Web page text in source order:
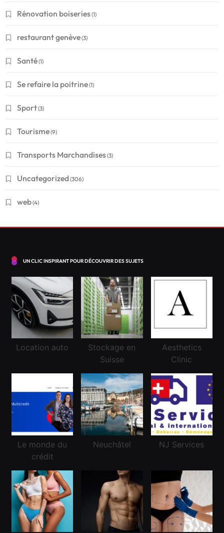
Rénovation boiseries(1)
restaurant genève(3)
Santé(1)
Se refaire la poitrine(1)
Sport(3)
Tourisme(9)
Transports Marchandises(3)
Uncategorized(306)
web(4)
UN CLIC INSPIRANT POUR DÉCOUVRIR DES SUJETS
Location auto
Stockage en
Suisse
Aesthetics
Clinic
Le monde du
crédit
Neuchâtel NJ Services
Conseils pour réussir à obtenir un crédit en Suisse
Financement
Réussir une demande de crédit frontalier